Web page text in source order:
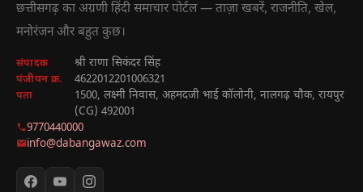
छत्तीसगढ़ का अग्रणी हिंदी समाचार पोर्टल — ताज़ा खबरें, राजनीति, खेल,
मनोरंजन और बहुत कुछ।
संपादक श्री राणा सिकंदर सिंह
पंजीयन क्र. 4622012201006321
पता
1500, लक्ष्मी निवास, अहमदजी भाई कॉलोनी, नालगढ़ चौक, रायपुर
(CG) 492001
9770440000
info@dabangawaz.com